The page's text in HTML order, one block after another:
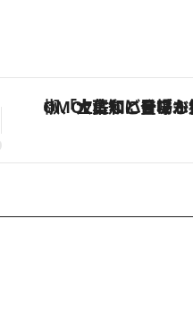
「星のや富士」でデジタルデトックス。冨士信